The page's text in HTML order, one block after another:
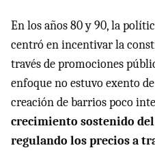
En los años 80 y 90, la
centró en incentivar la
través de promociones
enfoque no estuvo exento
creación de barrios poco
crecimiento sostenido
regulando los precios a